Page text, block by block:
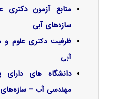
منابع آزمون
سازه‌های آبی
ظرفیت دکتری علوم
آبی
دانشگاه های
مهندسی آب –